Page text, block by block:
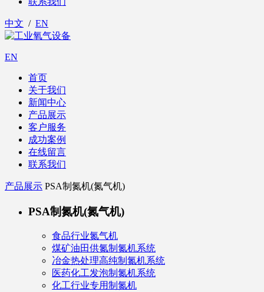
中文 / EN
EN
首页
关于我们
新闻中心
产品展示
客户服务
成功案例
在线留言
联系我们
产品展示 PSA制氮机(氮气机)
PSA制氮机(氮气机)
食品行业氮气机
煤矿油田供氮制氮机系统
冶金热处理高纯制氮机系统
医药化工发泡制氮机系统
化工行业专用制氮机